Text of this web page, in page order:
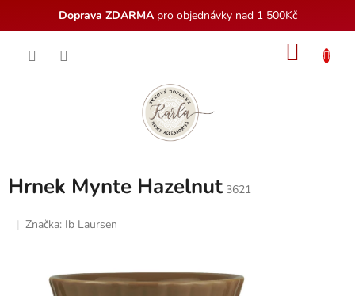
Doprava ZDARMApro objednávky nad 1 500Kč
Hrnek Mynte Hazelnut 3621
Značka: Ib Laursen